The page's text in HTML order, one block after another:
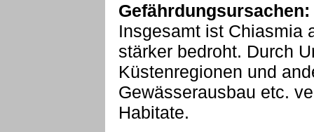
Gefährdungsursachen:
Insgesamt ist Chiasmia
stärker bedroht. Durch
Küstenregionen und
Gewässerausbau etc.
Habitate.